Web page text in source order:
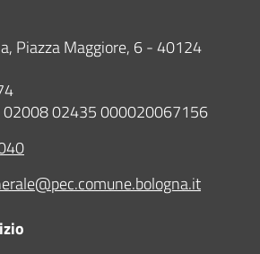
Piazza Maggiore, 6 - 40124
02008 02435 000020067156